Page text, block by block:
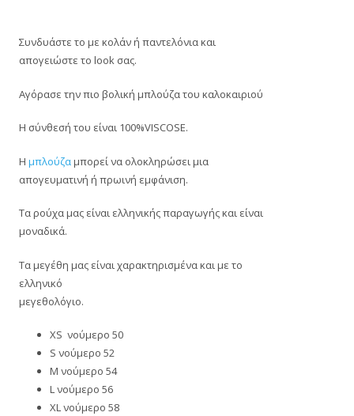
Συνδυάστε το με κολάν ή παντελόνια και
απογειώστε το look σας.
Αγόρασε την πιο βολική μπλούζα του καλοκαιριού
Η σύνθεσή του είναι 100%VISCOSE.
Ημπλούζαμπορεί να ολοκληρώσει μια
απογευματινή ή πρωινή εμφάνιση.
Τα ρούχα μας είναι ελληνικής παραγωγής και είναι
μοναδικά.
Τα μεγέθη μας είναι χαρακτηρισμένα και με το
ελληνικό
μεγεθολόγιο.
XS νούμερο 50
S νούμερο 52
M νούμερο 54
L νούμερο 56
XL νούμερο 58